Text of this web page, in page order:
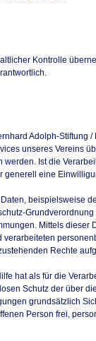
Kontrolle
Adolph-
unseres Vereins
Ist die
generell eine
beispielsweise
Mittels
Rechte
hat als für die
Schutz der über
grundsätzlich
Person frei,